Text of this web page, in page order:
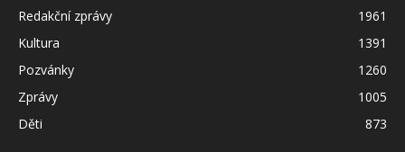
Redakční zprávy
1961
Kultura
1391
Pozvánky
1260
Zprávy
1005
Děti
873